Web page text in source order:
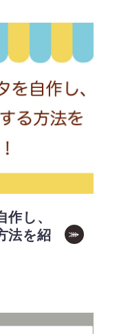
し、
法を紹